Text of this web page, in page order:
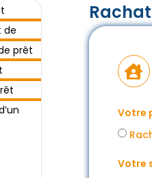
des
de
prêt
Votre
Votre